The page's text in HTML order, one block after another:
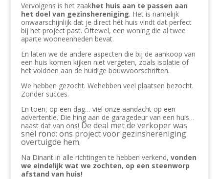
Vervolgens is het zaakhet huis aan te passen aan
het doel van gezinshereniging. Het is namelijk
onwaarschijnlijk dat je direct hét huis vindt dat perfect
bij het project past. Oftewel, een woning die al twee
aparte wooneenheden bevat.
En laten we de andere aspecten die bij de aankoop van
een huis komen kijken niet vergeten, zoals isolatie of
het voldoen aan de huidige bouwvoorschriften.
We hebben gezocht. Wehebben veel plaatsen bezocht.
Zonder succes.
En toen, op een dag… viel onze aandacht op een
advertentie. Die hing aan de garagedeur van een huis…
naast dat van ons! De deal met de verkoper was
snel rond: ons project voor gezinshereniging
overtuigde hem.
Na Dinant in alle richtingen te hebben verkend, vonden
we eindelijk wat we zochten, op een steenworp
afstand van huis!